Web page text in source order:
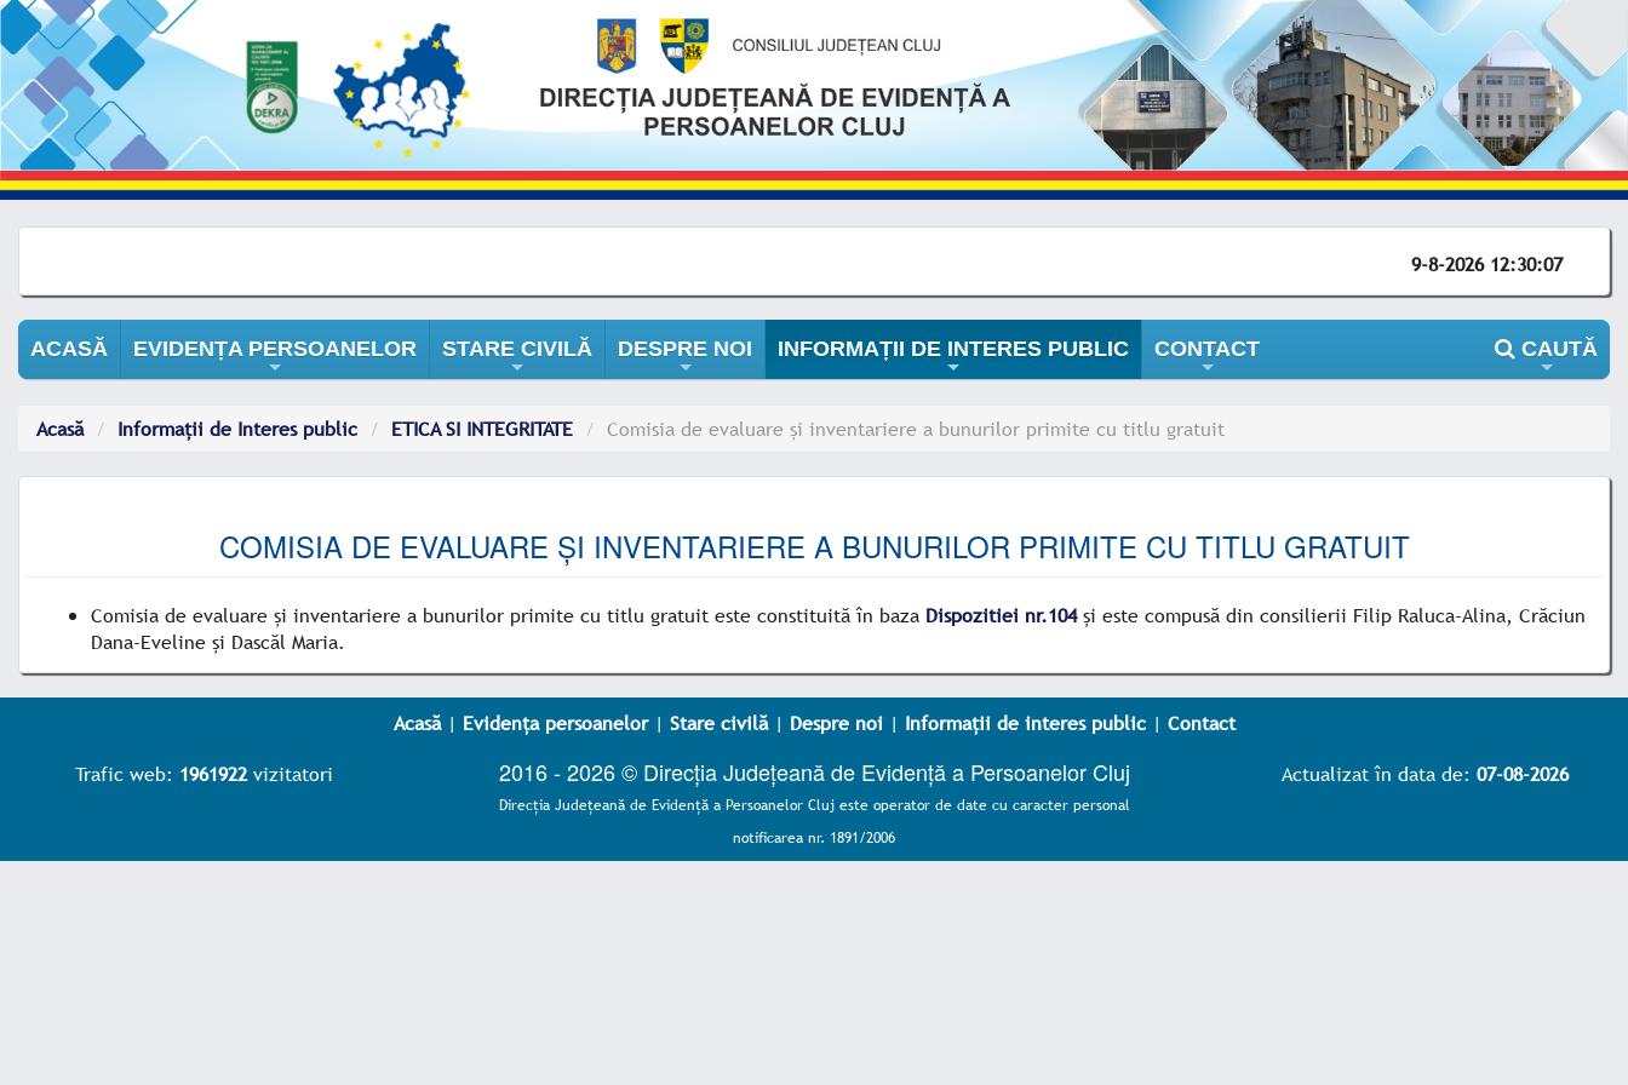
9-8-2026 12:30:07
ACASĂ EVIDENȚA PERSOANELOR STARE CIVILĂ DESPRE NOI INFORMAȚII DE INTERES PUBLIC CONTACT CAUTĂ
Acasă Informații de Interes public ETICA SI INTEGRITATE Comisia de evaluare și inventariere a bunurilor primite cu titlu gratuit
COMISIA DE EVALUARE ȘI INVENTARIERE A BUNURILOR PRIMITE CU TITLU GRATUIT
Comisia de evaluare și inventariere a bunurilor primite cu titlu gratuit este constituită în baza Dispozitiei nr.104și este compusă din consilierii Filip Raluca-Alina, Crăciun
Dana-Eveline și Dascăl Maria.
Acasă| Evidența persoanelor| Stare civilă| Despre noi| Informații de interes public| Contact
Trafic web: 1961922vizitatori 2016 - 2026 © Direcția Județeană de Evidență a Persoanelor Cluj
Direcţia Judeţeană de Evidenţă a Persoanelor Cluj este operator de date cu caracter personal
notificarea nr. 1891/2006
Actualizat în data de: 07-08-2026